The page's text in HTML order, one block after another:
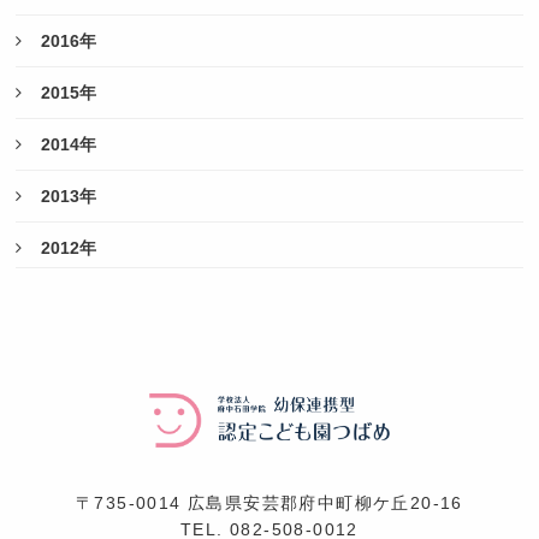
2016年
2015年
2014年
2013年
2012年
〒735-0014 広島県安芸郡府中町柳ケ丘20-16
TEL.082-508-0012